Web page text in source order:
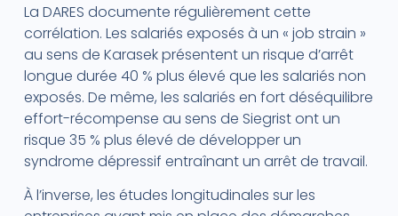
La DARES documente régulièrement cette
corrélation. Les salariés exposés à un « job strain »
au sens de Karasek présentent un risque d’arrêt
longue durée 40 % plus élevé que les salariés non
exposés. De même, les salariés en fort déséquilibre
effort-récompense au sens de Siegrist ont un
risque 35 % plus élevé de développer un
syndrome dépressif entraînant un arrêt de travail.
À l’inverse, les études longitudinales sur les